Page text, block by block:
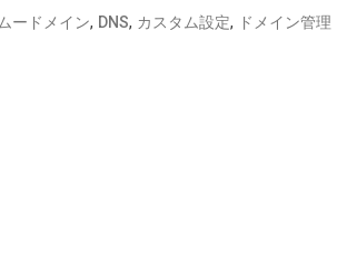
ードメイン, DNS, カスタム設定, ドメイン管理